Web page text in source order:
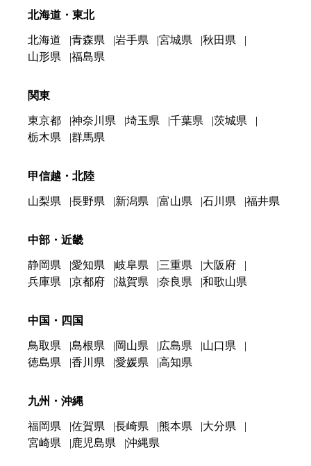
北海道・東北
北海道 青森県 岩手県 宮城県
秋田県
山形県
福島県
関東
東京都 神奈川県 埼玉県 千葉県
茨城県
栃木県
群馬県
甲信越・北陸
山梨県 長野県 新潟県 富山県 石川県 福井県
中部・近畿
静岡県 愛知県 岐阜県 三重県
大阪府
兵庫県
京都府 滋賀県 奈良県 和歌山県
中国・四国
鳥取県 島根県 岡山県 広島県
山口県
徳島県
香川県 愛媛県 高知県
九州・沖縄
福岡県 佐賀県 長崎県 熊本県
大分県
宮崎県
鹿児島県 沖縄県